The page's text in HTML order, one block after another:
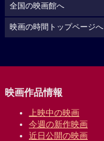
全国の映画館へ
映画の時間トップページへ
映画作品情報
上映中の映画
今週の新作映画
近日公開の映画